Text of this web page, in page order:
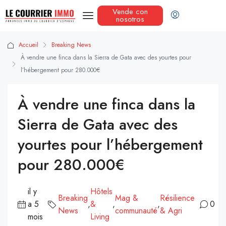
Vende con
nosotros
Accueil
Breaking News
À vendre une finca dans la Sierra de Gata avec des yourtes pour
l’hébergement pour 280.000€
À vendre une finca dans la
Sierra de Gata avec des
yourtes pour l’hébergement
pour 280.000€
il y
a 5
mois
Breaking
News
,
Hôtels
&
Living
,
Mag &
communauté
,
Résilience
& Agri
0